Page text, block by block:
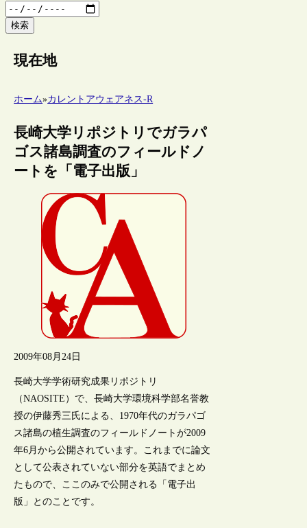
検索
現在地
ホーム»カレントアウェアネス-R
長崎大学リポジトリでガラパ
ゴス諸島調査のフィールドノ
ートを「電子出版」
2009年08月24日
長崎大学学術研究成果リポジトリ
（NAOSITE）で、長崎大学環境科学部名誉教
授の伊藤秀三氏による、1970年代のガラパゴ
ス諸島の植生調査のフィールドノートが2009
年6月から公開されています。これまでに論文
として公表されていない部分を英語でまとめ
たもので、ここのみで公開される「電子出
版」とのことです。